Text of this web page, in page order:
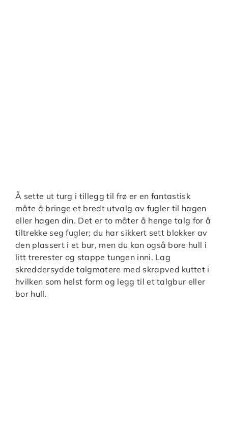
Å sette ut turg i tillegg til frø er en fantastisk
måte å bringe et bredt utvalg av fugler til hagen
eller hagen din. Det er to måter å henge talg for å
tiltrekke seg fugler; du har sikkert sett blokker av
den plassert i et bur, men du kan også bore hull i
litt trerester og stappe tungen inni. Lag
skreddersydde talgmatere med skrapved kuttet i
hvilken som helst form og legg til et talgbur eller
bor hull.